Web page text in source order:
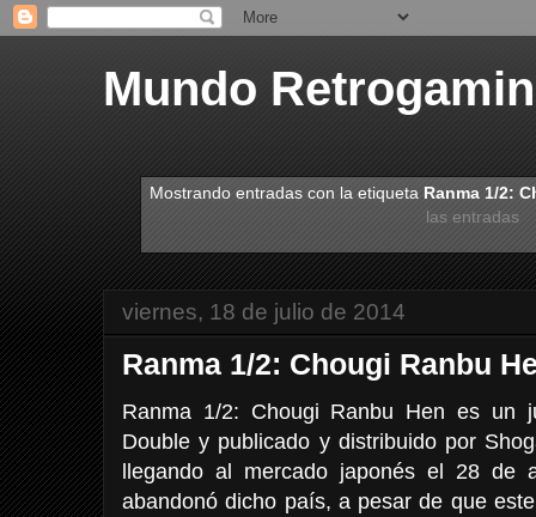
Mundo
Mostrando entradas con la etiqueta Ranma 1/2:
las entradas
viernes, 18 de julio de 2014
Ranma 1/2: Chougi Ranbu
Ranma 1/2: Chougi Ranbu Hen es un
Double y publicado y distribuido por
llegando al mercado japonés el 28 de
abandonó dicho país, a pesar de que